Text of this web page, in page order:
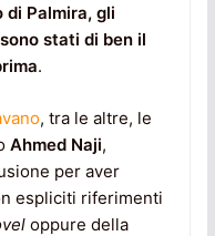
Palmira, gli
stati di ben il
.
, tra le altre, le
Ahmed Naji,
per aver
espliciti riferimenti
oppure della